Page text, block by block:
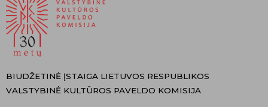
BIUDŽETINĖ ĮSTAIGA LIETUVOS RESPUBLIKOS
VALSTYBINĖ KULTŪROS PAVELDO KOMISIJA